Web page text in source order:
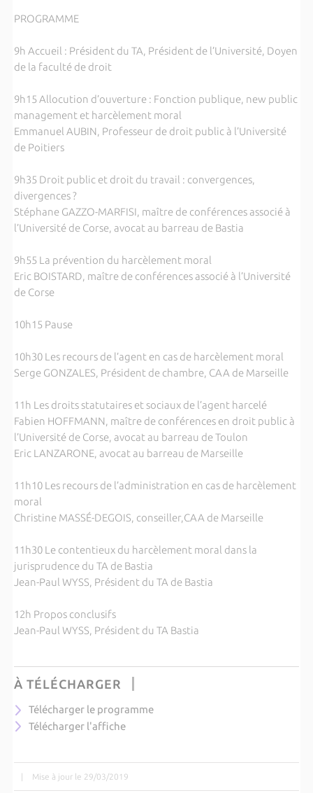
PROGRAMME
9h Accueil : Président du TA, Président de l’Université, Doyen
de la faculté de droit
9h15 Allocution d’ouverture : Fonction publique, new public
management et harcèlement moral
Emmanuel AUBIN, Professeur de droit public à l’Université
de Poitiers
9h35 Droit public et droit du travail : convergences,
divergences ?
Stéphane GAZZO-MARFISI, maître de conférences associé à
l’Université de Corse, avocat au barreau de Bastia
9h55 La prévention du harcèlement moral
Eric BOISTARD, maître de conférences associé à l’Université
de Corse
10h15 Pause
10h30 Les recours de l’agent en cas de harcèlement moral
Serge GONZALES, Président de chambre, CAA de Marseille
11h Les droits statutaires et sociaux de l’agent harcelé
Fabien HOFFMANN, maître de conférences en droit public à
l’Université de Corse, avocat au barreau de Toulon
Eric LANZARONE, avocat au barreau de Marseille
11h10 Les recours de l’administration en cas de harcèlement
moral
Christine MASSÉ-DEGOIS, conseiller,CAA de Marseille
11h30 Le contentieux du harcèlement moral dans la
jurisprudence du TA de Bastia
Jean-Paul WYSS, Président du TA de Bastia
12h Propos conclusifs
Jean-Paul WYSS, Président du TA Bastia
À TÉLÉCHARGER
Télécharger le programme
Télécharger l'affiche
| Mise à jour le 29/03/2019